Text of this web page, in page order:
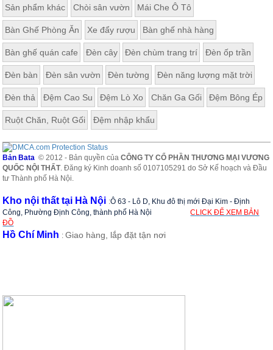
Sản phẩm khác Chòi sân vườn Mái Che Ô Tô
Bàn Ghế Phòng Ăn Xe đẩy rượu Bàn ghế nhà hàng
Bàn ghế quán cafe Đèn cây Đèn chùm trang trí Đèn ốp trần
Đèn bàn Đèn sân vườn Đèn tường Đèn năng lượng mặt trời
Đèn thả Đệm Cao Su Đệm Lò Xo Chăn Ga Gối Đệm Bông Ép
Ruột Chăn, Ruột Gối Đệm nhập khẩu
Bản Bata © 2012 - Bản quyền củaCÔNG TY CỔ PHẦN THƯƠNG MẠI VƯƠNG
QUỐC NỘI THẤT. Đăng ký Kinh doanh số 0107105291 do Sở Kế hoạch và Đầu
tư Thành phố Hà Nội.
Kho nội thất tại Hà Nội :Ô 63 - Lô D, Khu đô thị mới Đại Kim - Định
Công, Phường Định Công, thành phố Hà Nội
CLICK ĐỂ XEM BẢN
ĐỒ
Hồ Chí Minh :Giao hàng, lắp đặt tận nơi